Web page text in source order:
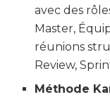
avec des
Master,
réunions
Review,
Méthode